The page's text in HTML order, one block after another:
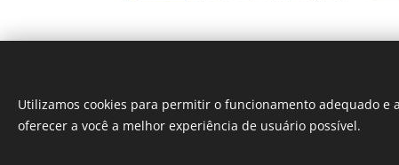
Utilizamos cookies para permitir o funcionamento adequado e
oferecer a você a melhor experiência de usuário possível.